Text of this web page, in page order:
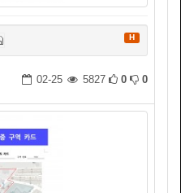
H
02-25 5827 0 0